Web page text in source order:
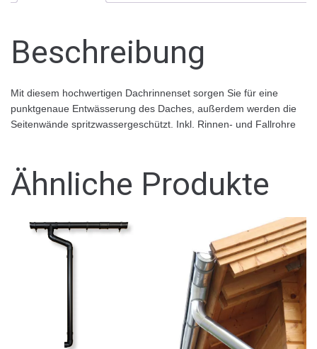
Beschreibung
Mit diesem hochwertigen Dachrinnenset sorgen Sie für eine
punktgenaue Entwässerung des Daches, außerdem werden die
Seitenwände spritzwassergeschützt. Inkl. Rinnen- und Fallrohre
Ähnliche Produkte